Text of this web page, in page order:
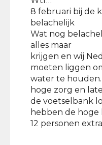
8 februari bij de
belachelijk
Wat nog
alles maar
krijgen en wij
moeten liggen
water te
hoge zorg en
de voetselbank
hebben de
12 personen